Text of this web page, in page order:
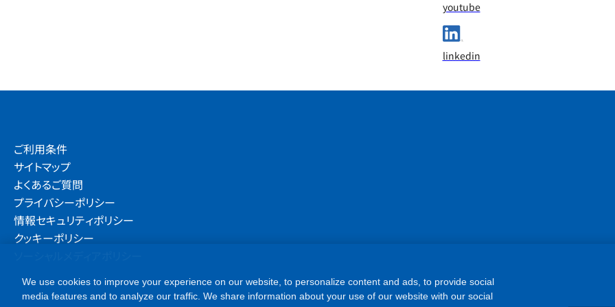
youtube
linkedin
ご利用条件
サイトマップ
よくあるご質問
プライバシーポリシー
情報セキュリティポリシー
クッキーポリシー
We use cookies to improve your experience on our website, to personalize content and ads, to provide social
media features and to analyze our traffic. We share information about your use of our website with our social